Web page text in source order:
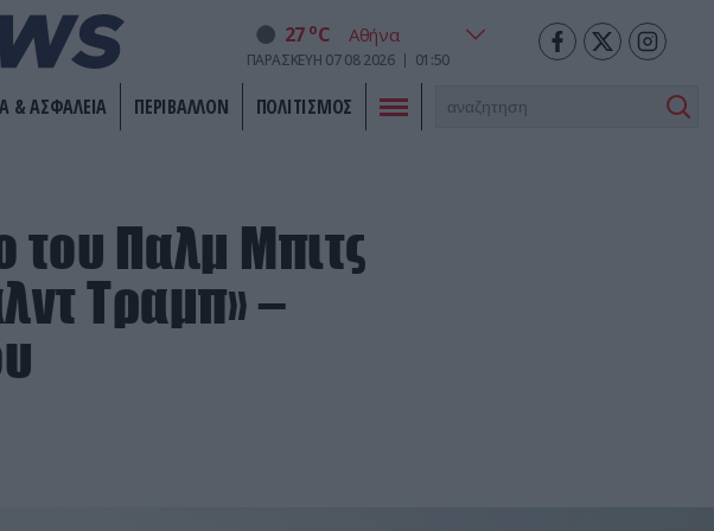
27 oC
ΠΑΡΑΣΚΕΥΗ 07 08 2026 01:50
& ΑΣΦΑΛΕΙΑ ΠΕΡΙΒΑΛΛΟΝ ΠΟΛΙΤΙΣΜΟΣ
του Παλμ Μπιτς
Τραμπ» –